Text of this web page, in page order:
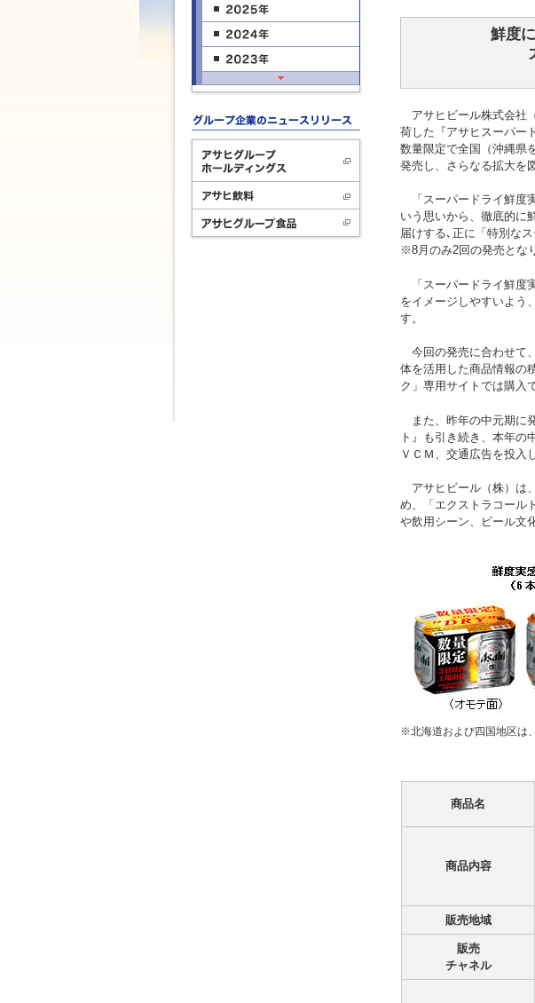
鮮度
アサヒビール株式会社
荷した『アサヒスーパー
数量限定で全国（沖縄県
発売し、さらなる拡大を
「スーパードライ鮮度
いう思いから、徹底的に
届けする､正に「特別なス
※8月のみ2回の発売とな
「スーパードライ鮮度
をイメージしやすいよう
す。
今回の発売に合わせて
体を活用した商品情報の
ク」専用サイトでは購入
また、昨年の中元期に
ト』も引き続き、本年の
ＶＣＭ、交通広告を投入
アサヒビール（株）は
め、「エクストラコール
や飲用シーン、ビール文
※北海道および四国地区は
商品名
商品内容
販売地域
販売
チャネル